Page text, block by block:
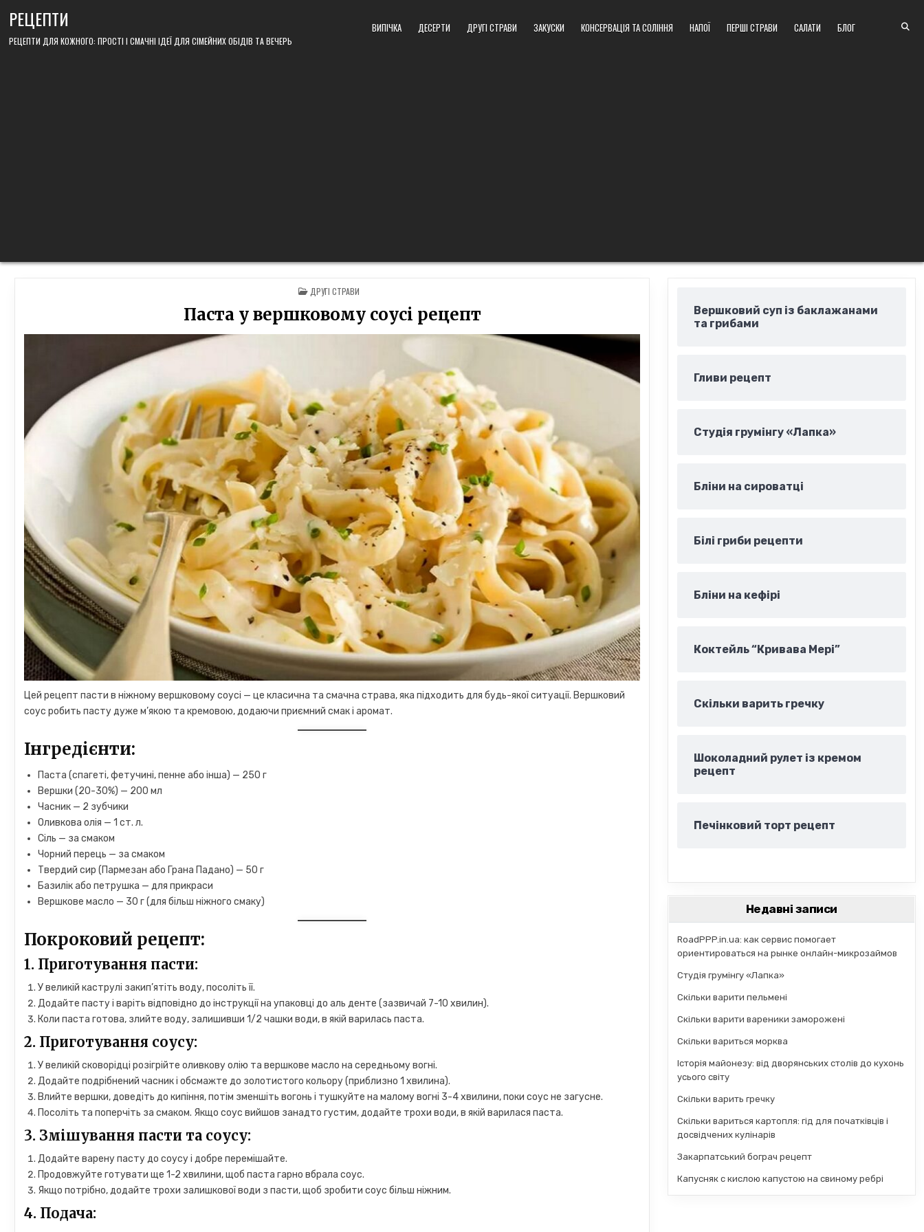
РЕЦЕПТИ
РЕЦЕПТИ ДЛЯ КОЖНОГО: ПРОСТІ І СМАЧНІ ІДЕЇ ДЛЯ СІМЕЙНИХ ОБІДІВ ТА ВЕЧЕРЬ
ВИПІЧКА ДЕСЕРТИ ДРУГІ СТРАВИ ЗАКУСКИ КОНСЕРВАЦІЯ ТА СОЛІННЯ НАПОЇ ПЕРШІ СТРАВИ САЛАТИ БЛОГ
POSTED
IN
ДРУГІ СТРАВИ
Паста у вершковому соусі рецепт
Цей рецепт пасти в ніжному вершковому соусі — це класична та смачна страва, яка підходить для будь-якої ситуації. Вершковий
соус робить пасту дуже м’якою та кремовою, додаючи приємний смак і аромат.
Інгредієнти:
Паста (спагеті, фетучині, пенне або інша) — 250 г
Вершки (20-30%) — 200 мл
Часник — 2 зубчики
Оливкова олія — 1 ст. л.
Сіль — за смаком
Чорний перець — за смаком
Твердий сир (Пармезан або Грана Падано) — 50 г
Базилік або петрушка — для прикраси
Вершкове масло — 30 г (для більш ніжного смаку)
Покроковий рецепт:
1. Приготування пасти:
У великій каструлі закип’ятіть воду, посоліть її.
Додайте пасту і варіть відповідно до інструкції на упаковці до аль денте (зазвичай 7-10 хвилин).
Коли паста готова, злийте воду, залишивши 1/2 чашки води, в якій варилась паста.
2. Приготування соусу:
У великій сковорідці розігрійте оливкову олію та вершкове масло на середньому вогні.
Додайте подрібнений часник і обсмажте до золотистого кольору (приблизно 1 хвилина).
Влийте вершки, доведіть до кипіння, потім зменшіть вогонь і тушкуйте на малому вогні 3-4 хвилини, поки соус не загусне.
Посоліть та поперчіть за смаком. Якщо соус вийшов занадто густим, додайте трохи води, в якій варилася паста.
3. Змішування пасти та соусу:
Додайте варену пасту до соусу і добре перемішайте.
Продовжуйте готувати ще 1-2 хвилини, щоб паста гарно вбрала соус.
Якщо потрібно, додайте трохи залишкової води з пасти, щоб зробити соус більш ніжним.
4. Подача:
Вершковий суп із баклажанами
та грибами
Гливи рецепт
Студія грумінгу «Лапка»
Бліни на сироватці
Білі гриби рецепти
Бліни на кефірі
Коктейль “Кривава Мері”
Скільки варить гречку
Шоколадний рулет із кремом
рецепт
Печінковий торт рецепт
Недавні записи
RoadPPP.in.ua: как сервис помогает
ориентироваться на рынке онлайн-микрозаймов
Студія грумінгу «Лапка»
Скільки варити пельмені
Скільки варити вареники заморожені
Скільки вариться морква
Історія майонезу: від дворянських столів до кухонь
усього світу
Скільки варить гречку
Скільки вариться картопля: гід для початківців і
досвідчених кулінарів
Закарпатський бограч рецепт
Капусняк с кислою капустою на свиному ребрі